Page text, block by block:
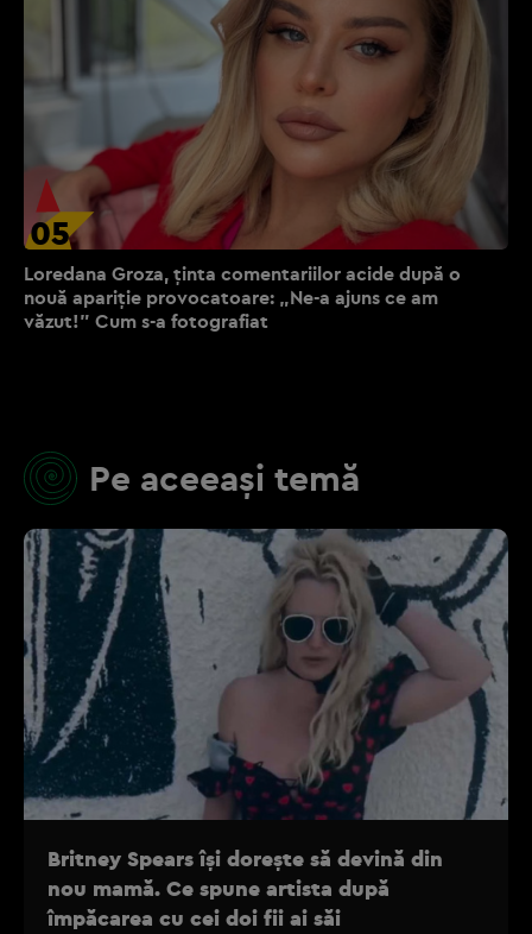
05
Loredana Groza, ținta comentariilor acide după o
nouă apariție provocatoare: „Ne-a ajuns ce am
văzut!” Cum s-a fotografiat
Pe aceeași temă
Britney Spears își dorește să devină din
nou mamă. Ce spune artista după
împăcarea cu cei doi fii ai săi